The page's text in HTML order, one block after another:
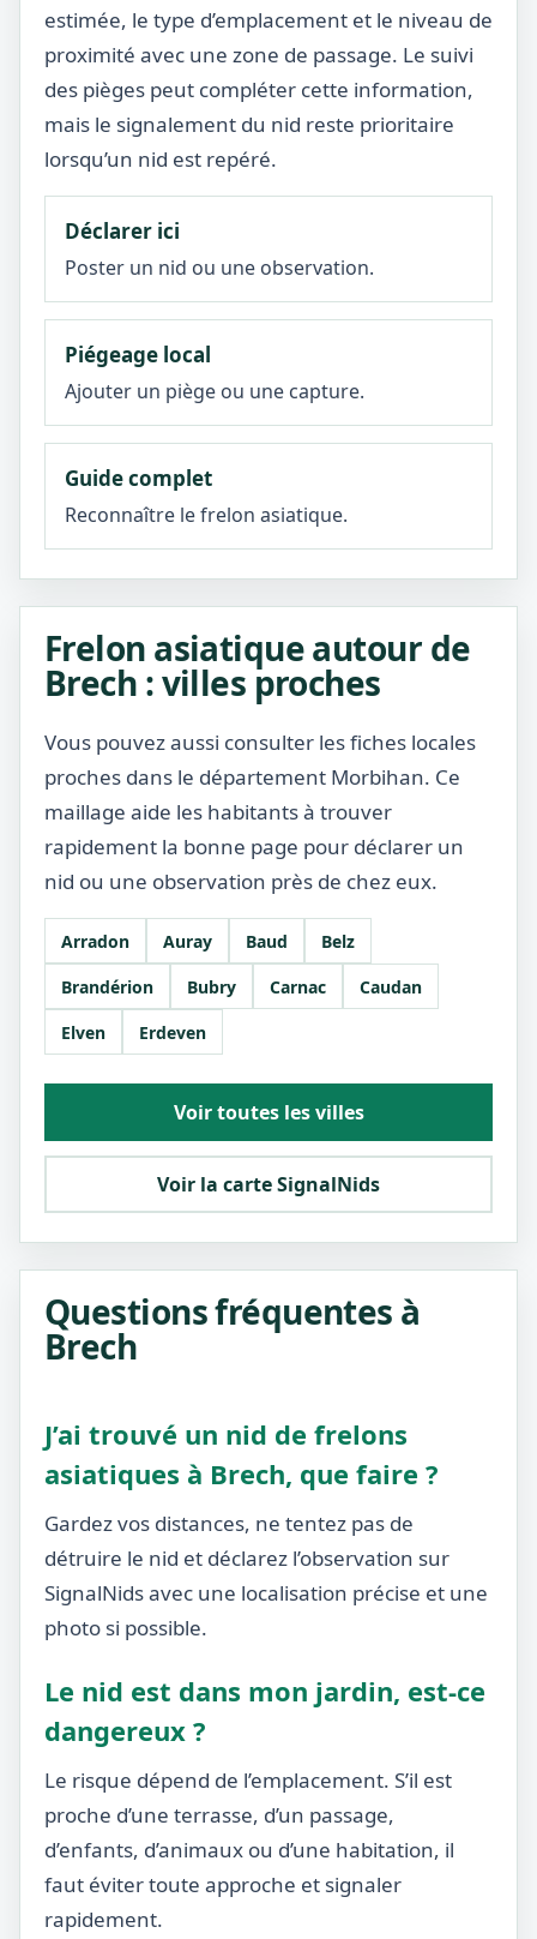
estimée, le type d’emplacement et le niveau de
proximité avec une zone de passage. Le suivi
des pièges peut compléter cette information,
mais le signalement du nid reste prioritaire
lorsqu’un nid est repéré.
Déclarer ici
Poster un nid ou une observation.
Piégeage local
Ajouter un piège ou une capture.
Guide complet
Reconnaître le frelon asiatique.
Frelon asiatique autour de
Brech : villes proches
Vous pouvez aussi consulter les fiches locales
proches dans le département Morbihan. Ce
maillage aide les habitants à trouver
rapidement la bonne page pour déclarer un
nid ou une observation près de chez eux.
Arradon Auray Baud
Belz
Brandérion
Bubry Carnac
Caudan
Elven
Erdeven
Voir toutes les villes
Voir la carte SignalNids
Questions fréquentes à
Brech
J’ai trouvé un nid de frelons
asiatiques à Brech, que faire ?
Gardez vos distances, ne tentez pas de
détruire le nid et déclarez l’observation sur
SignalNids avec une localisation précise et une
photo si possible.
Le nid est dans mon jardin, est-ce
dangereux ?
Le risque dépend de l’emplacement. S’il est
proche d’une terrasse, d’un passage,
d’enfants, d’animaux ou d’une habitation, il
faut éviter toute approche et signaler
rapidement.